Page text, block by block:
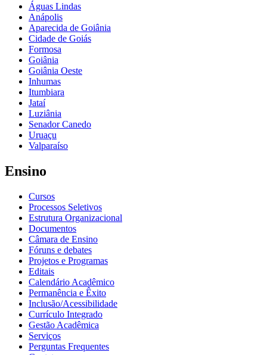
Águas Lindas
Anápolis
Aparecida de Goiânia
Cidade de Goiás
Formosa
Goiânia
Goiânia Oeste
Inhumas
Itumbiara
Jataí
Luziânia
Senador Canedo
Uruaçu
Valparaíso
Ensino
Cursos
Processos Seletivos
Estrutura Organizacional
Documentos
Câmara de Ensino
Fóruns e debates
Projetos e Programas
Editais
Calendário Acadêmico
Permanência e Êxito
Inclusão/Acessibilidade
Currículo Integrado
Gestão Acadêmica
Serviços
Perguntas Frequentes